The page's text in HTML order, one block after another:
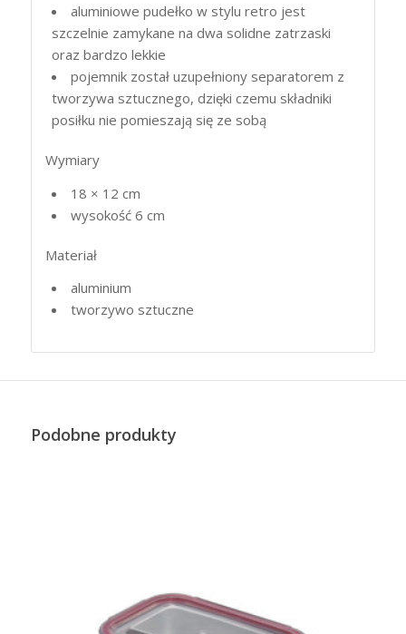
aluminiowe pudełko w stylu retro jest
szczelnie zamykane na dwa solidne zatrzaski
oraz bardzo lekkie
pojemnik został uzupełniony separatorem z
tworzywa sztucznego, dzięki czemu składniki
posiłku nie pomieszają się ze sobą
Wymiary
18 × 12 cm
wysokość 6 cm
Materiał
aluminium
tworzywo sztuczne
Podobne produkty